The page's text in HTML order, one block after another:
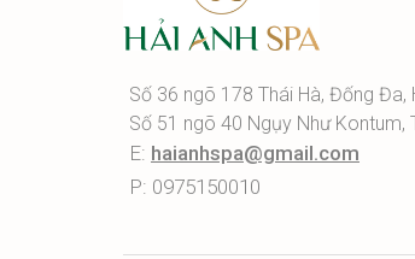
Số 36 ngõ 178 Thái Hà, Đống Đa,
Số 51 ngõ 40 Ngụy Như Kontum,
E: haianhspa@gmail.com
P: 0975150010